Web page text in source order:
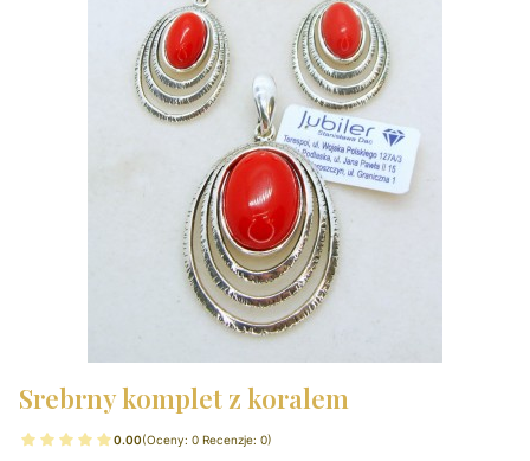
Srebrny komplet z koralem
0.00(Oceny: 0 Recenzje: 0)